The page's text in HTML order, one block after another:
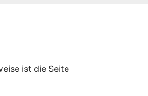
ist die Seite